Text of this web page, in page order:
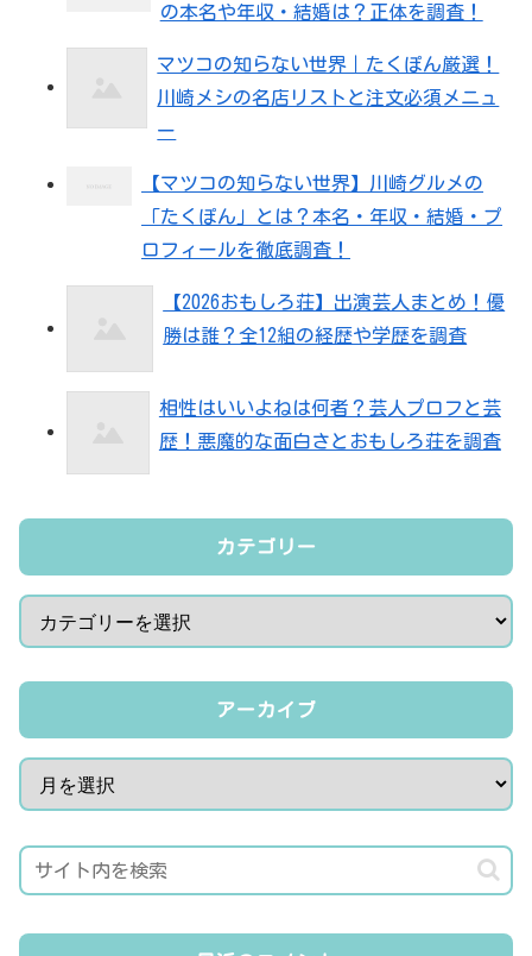
の本名や年収・結婚は？正体を調査！
マツコの知らない世界｜たくぽん厳選！
川崎メシの名店リストと注文必須メニュ
ー
【マツコの知らない世界】川崎グルメの
「たくぽん」とは？本名・年収・結婚・プ
ロフィールを徹底調査！
【2026おもしろ荘】出演芸人まとめ！優
勝は誰？全12組の経歴や学歴を調査
相性はいいよねは何者？芸人プロフと芸
歴！悪魔的な面白さとおもしろ荘を調査
カテゴリー
アーカイブ